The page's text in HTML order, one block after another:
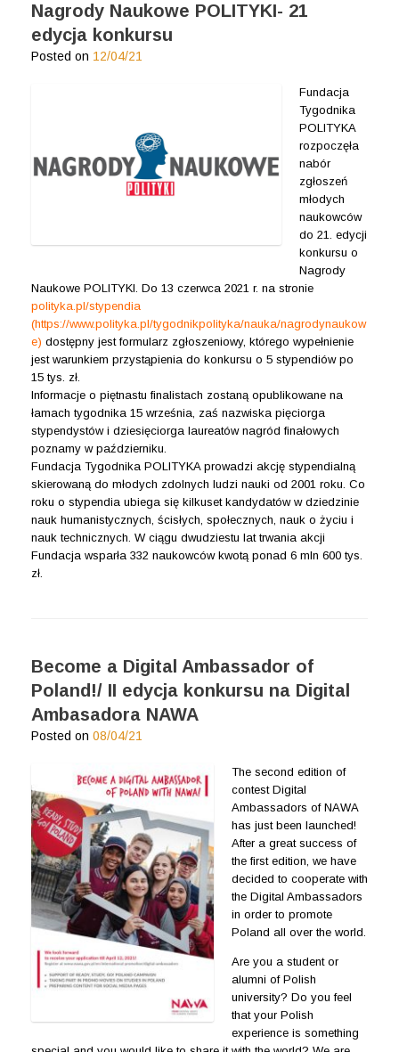
Nagrody Naukowe POLITYKI- 21
edycja konkursu
Posted on 12/04/21
Fundacja
Tygodnika
POLITYKA
rozpoczęła
nabór
zgłoszeń
młodych
naukowców
do 21. edycji
konkursu o
Nagrody
Naukowe POLITYKI. Do 13 czerwca 2021 r. na stronie
polityka.pl/stypendia
(https://www.polityka.pl/tygodnikpolityka/nauka/nagrodynaukow
e) dostępny jest formularz zgłoszeniowy, którego wypełnienie
jest warunkiem przystąpienia do konkursu o 5 stypendiów po
15 tys. zł.
Informacje o piętnastu finalistach zostaną opublikowane na
łamach tygodnika 15 września, zaś nazwiska pięciorga
stypendystów i dziesięciorga laureatów nagród finałowych
poznamy w październiku.
Fundacja Tygodnika POLITYKA prowadzi akcję stypendialną
skierowaną do młodych zdolnych ludzi nauki od 2001 roku. Co
roku o stypendia ubiega się kilkuset kandydatów w dziedzinie
nauk humanistycznych, ścisłych, społecznych, nauk o życiu i
nauk technicznych. W ciągu dwudziestu lat trwania akcji
Fundacja wsparła 332 naukowców kwotą ponad 6 mln 600 tys.
zł.
Become a Digital Ambassador of
Poland!/ II edycja konkursu na Digital
Ambasadora NAWA
Posted on 08/04/21
The second edition of
contest Digital
Ambassadors of NAWA
has just been launched!
After a great success of
the first edition, we have
decided to cooperate with
the Digital Ambassadors
in order to promote
Poland all over the world.
Are you a student or
alumni of Polish
university? Do you feel
that your Polish
experience is something